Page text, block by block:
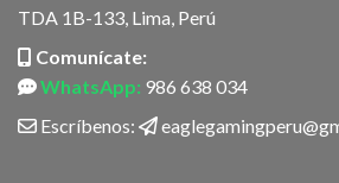
TDA 1B-133, Lima, Perú
Comunícate:
WhatsApp: 986 638 034
Escríbenos: